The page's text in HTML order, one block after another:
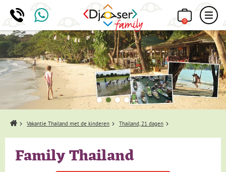
0
Home Vakantie Thailand met de kinderen Thailand, 21 dagen
Family Thailand